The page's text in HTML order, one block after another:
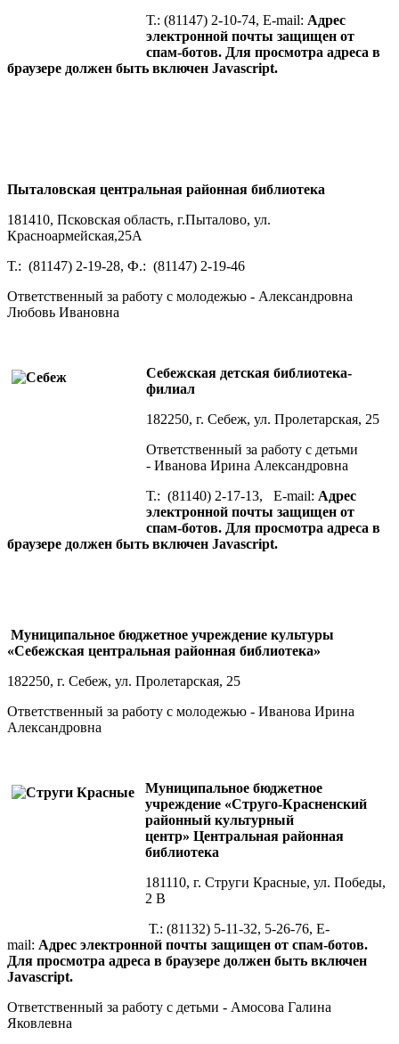
Т.: (81147) 2-10-74, E-mail: Адрес
электронной почты защищен от
спам-ботов. Для просмотра адреса в
браузере должен быть включен Javascript.
Пыталовская центральная районная библиотека
181410, Псковская область, г.Пыталово, ул.
Красноармейская,25А
Т.: (81147) 2-19-28, Ф.: (81147) 2-19-46
Ответственный за работу с молодежью - Александровна
Любовь Ивановна
Себежская детская библиотека-
филиал
182250, г. Себеж, ул. Пролетарская, 25
Ответственный за работу с детьми
- Иванова Ирина Александровна
Т.: (81140) 2-17-13, E-mail: Адрес
электронной почты защищен от
спам-ботов. Для просмотра адреса в
браузере должен быть включен Javascript.
Муниципальное бюджетное учреждение культуры
«Себежская центральная районная библиотека»
182250, г. Себеж, ул. Пролетарская, 25
Ответственный за работу с молодежью - Иванова Ирина
Александровна
Муниципальное бюджетное
учреждение «Струго-Красненский
районный культурный
центр» Центральная районная
библиотека
181110, г. Струги Красные, ул. Победы,
2 В
Т.: (81132) 5-11-32, 5-26-76, E-
mail: Адрес электронной почты защищен от спам-ботов.
Для просмотра адреса в браузере должен быть включен
Javascript.
Ответственный за работу с детьми - Амосова Галина
Яковлевна